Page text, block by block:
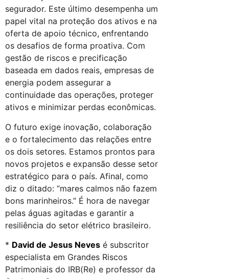
segurador. Este último desempenha um
papel vital na proteção dos ativos e na
oferta de apoio técnico, enfrentando
os desafios de forma proativa. Com
gestão de riscos e precificação
baseada em dados reais, empresas de
energia podem assegurar a
continuidade das operações, proteger
ativos e minimizar perdas econômicas.
O futuro exige inovação, colaboração
e o fortalecimento das relações entre
os dois setores. Estamos prontos para
novos projetos e expansão desse setor
estratégico para o país. Afinal, como
diz o ditado: “mares calmos não fazem
bons marinheiros.” É hora de navegar
pelas águas agitadas e garantir a
resiliência do setor elétrico brasileiro.
* David de Jesus Neves é subscritor
especialista em Grandes Riscos
Patrimoniais do IRB(Re) e professor da